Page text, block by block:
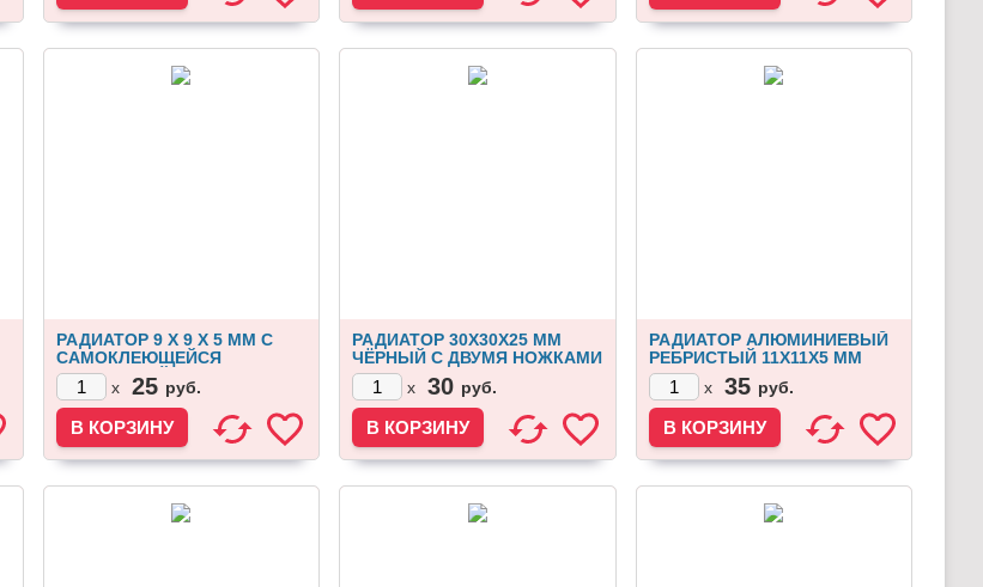
РАДИАТОР 9 X 9 X 5 ММ С
САМОКЛЕЮЩЕЙСЯ
ПОДЛОЖКОЙ
x 25 руб.
РАДИАТОР 30Х30Х25 ММ
ЧЁРНЫЙ С ДВУМЯ НОЖКАМИ
x
30 руб.
РАДИАТОР АЛЮМИНИЕВЫЙ
РЕБРИСТЫЙ 11Х11Х5 ММ
x
35 руб.